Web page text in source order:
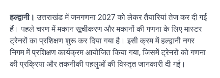
हल्द्वानी। उत्तराखंड में जनगणना 2027 को लेकर तैयारियां तेज कर दी गई
हैं। पहले चरण में मकान सूचीकरण और मकानों की गणना के लिए मास्टर
ट्रेनरों का प्रशिक्षण शुरू कर दिया गया है। इसी क्रम में हल्द्वानी नगर
निगम में प्रशिक्षण कार्यक्रम आयोजित किया गया, जिसमें ट्रेनरों को गणना
की प्रक्रिया और तकनीकी पहलुओं की विस्तृत जानकारी दी गई।